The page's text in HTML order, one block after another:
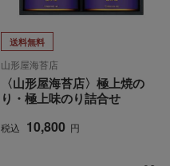
送料無料
山形屋海苔店
〈山形屋海苔店〉極上焼の
り・極上味のり詰合せ
税込 10,800 円